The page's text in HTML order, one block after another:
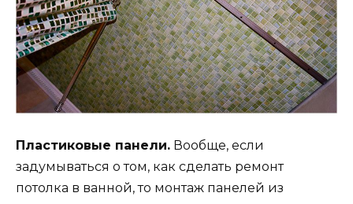
Пластиковые панели. Вообще, если
задумываться о том, как сделать ремонт
потолка в ванной, то монтаж панелей из